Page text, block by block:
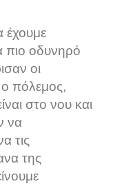
έχουμε
πιο οδυνηρό
οι
πόλεμος,
στο νου και
να
τις
της